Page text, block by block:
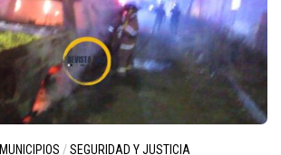
MUNICIPIOS /SEGURIDAD Y JUSTICIA